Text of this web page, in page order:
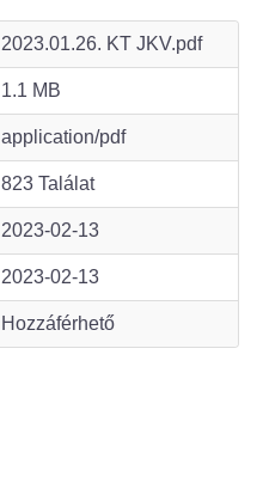
2023.01.26. KT JKV.pdf
1.1 MB
application/pdf
823 Találat
2023-02-13
2023-02-13
Hozzáférhető